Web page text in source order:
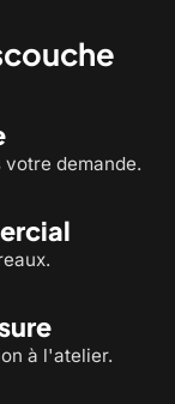
demande.
à l'atelier.